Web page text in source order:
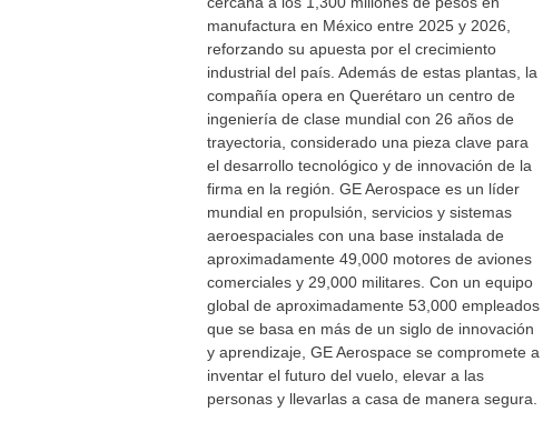
manufactura en México entre 2025 y 2026,
reforzando su apuesta por el crecimiento
industrial del país. Además de estas plantas, la
compañía opera en Querétaro un centro de
ingeniería de clase mundial con 26 años de
trayectoria, considerado una pieza clave para
el desarrollo tecnológico y de innovación de la
firma en la región. GE Aerospace es un líder
mundial en propulsión, servicios y sistemas
aeroespaciales con una base instalada de
aproximadamente 49,000 motores de aviones
comerciales y 29,000 militares. Con un equipo
global de aproximadamente 53,000 empleados
que se basa en más de un siglo de innovación
y aprendizaje, GE Aerospace se compromete a
inventar el futuro del vuelo, elevar a las
personas y llevarlas a casa de manera segura.